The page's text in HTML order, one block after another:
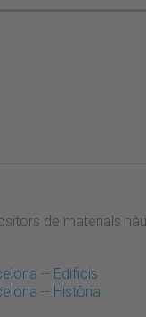
de materials
-- Edificis
-- Història